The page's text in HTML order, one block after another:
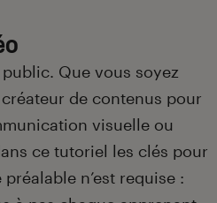
public. Que vous soyez
de contenus pour
visuelle ou
ce tutoriel les clés pour
n’est requise :